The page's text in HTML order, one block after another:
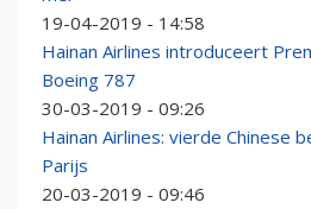
19-04-2019 - 14:58
Hainan Airlines introduceert
Boeing 787
30-03-2019 - 09:26
Hainan Airlines: vierde Chinese
Parijs
20-03-2019 - 09:46